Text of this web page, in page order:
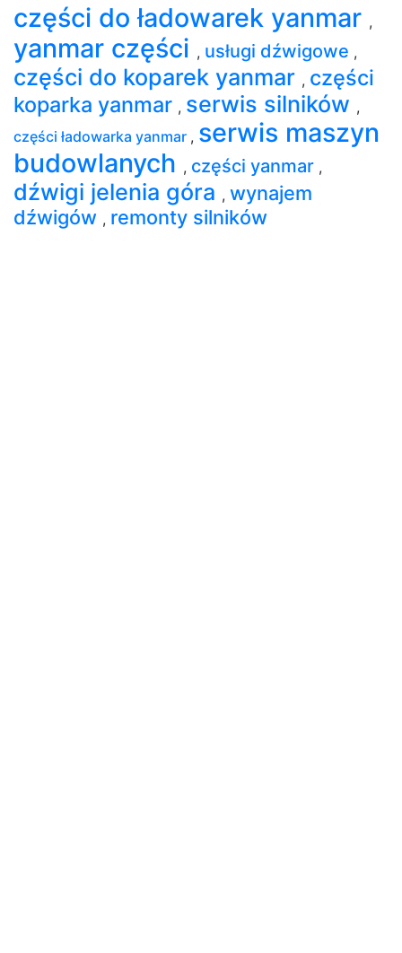
części do ładowarek yanmar ,
yanmar części , usługi dźwigowe ,
części do koparek yanmar , części
koparka yanmar , serwis silników ,
części ładowarka yanmar , serwis maszyn
budowlanych , części yanmar ,
dźwigi jelenia góra , wynajem
dźwigów , remonty silników